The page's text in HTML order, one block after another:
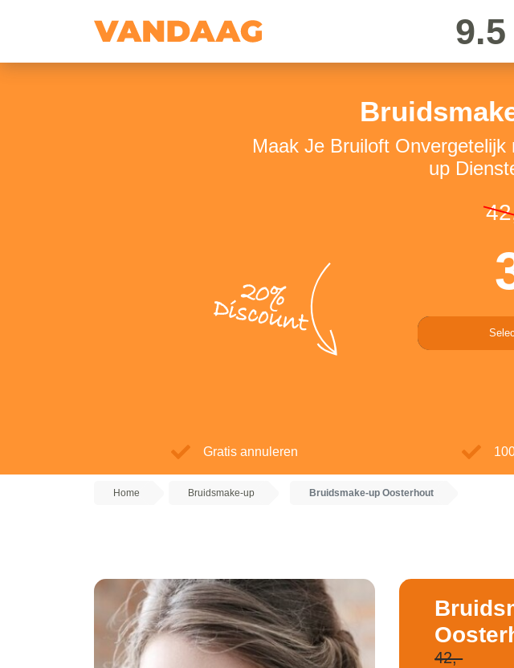
9.5
Maak Je Bruiloft
up
20%
Discount
Gratis annuleren
Home Bruidsmake-up Bruidsmake-up Oosterhout
42,-